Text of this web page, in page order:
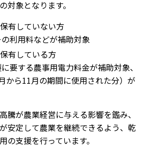
対象となります。
有していない方
利用料などが補助対象
有している方
要する農事用電力料金が補助対象、
から11月の期間に使用された分）が
騰が農業経営に与える影響を鑑み、
安定して農業を継続できるよう、乾
の支援を行っています。